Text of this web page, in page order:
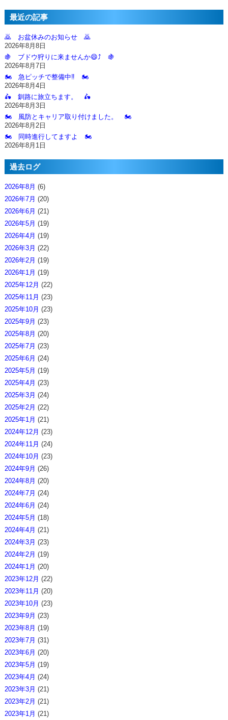
最近の記事
🙇‍ お盆休みのお知らせ 🙇‍
2026年8月8日
🍇 ブドウ狩りに来ませんか😄⤴️ 🍇
2026年8月7日
🏍️ 急ピッチで整備中‼️ 🏍️
2026年8月4日
🛵 釧路に旅立ちます。 🛵
2026年8月3日
🏍️ 風防とキャリア取り付けました。 🏍️
2026年8月2日
🏍️ 同時進行してますよ 🏍️
2026年8月1日
過去ログ
2026年8月 (6)
2026年7月 (20)
2026年6月 (21)
2026年5月 (19)
2026年4月 (19)
2026年3月 (22)
2026年2月 (19)
2026年1月 (19)
2025年12月 (22)
2025年11月 (23)
2025年10月 (23)
2025年9月 (23)
2025年8月 (20)
2025年7月 (23)
2025年6月 (24)
2025年5月 (19)
2025年4月 (23)
2025年3月 (24)
2025年2月 (22)
2025年1月 (21)
2024年12月 (23)
2024年11月 (24)
2024年10月 (23)
2024年9月 (26)
2024年8月 (20)
2024年7月 (24)
2024年6月 (24)
2024年5月 (18)
2024年4月 (21)
2024年3月 (23)
2024年2月 (19)
2024年1月 (20)
2023年12月 (22)
2023年11月 (20)
2023年10月 (23)
2023年9月 (23)
2023年8月 (19)
2023年7月 (31)
2023年6月 (20)
2023年5月 (19)
2023年4月 (24)
2023年3月 (21)
2023年2月 (21)
2023年1月 (21)